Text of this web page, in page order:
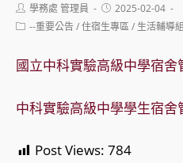
Post
author:
學務處 管理員
Post
published:
2025-02-04
Post--重要公告/住宿生專區/ 生活輔導組
國立中科實驗高級中學宿舍
中科實驗高級中學學生宿舍
Post Views: 784